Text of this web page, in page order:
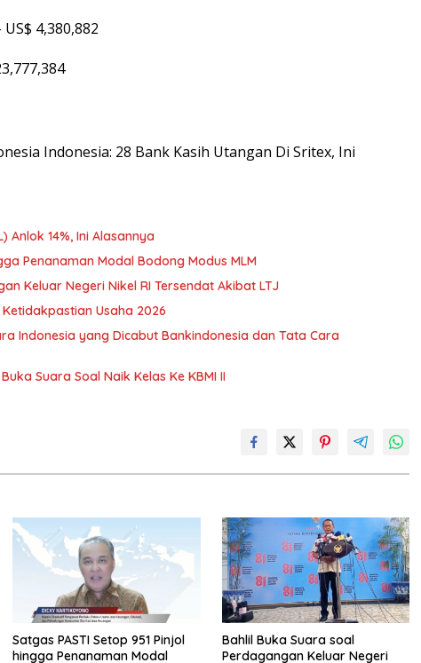
4,380,882
Indonesia: 28 Bank Kasih Utangan Di Sritex, Ini
Anlok 14%, Ini Alasannya
Penanaman Modal Bodong Modus MLM
Keluar Negeri Nikel RI Tersendat Akibat LTJ
Usaha 2026
Indonesia yang Dicabut Bankindonesia dan Tata Cara
Suara Soal Naik Kelas Ke KBMI II
Satgas PASTI Setop 951 Pinjol
hingga Penanaman Modal
Bahlil Buka Suara soal
Perdagangan Keluar Negeri